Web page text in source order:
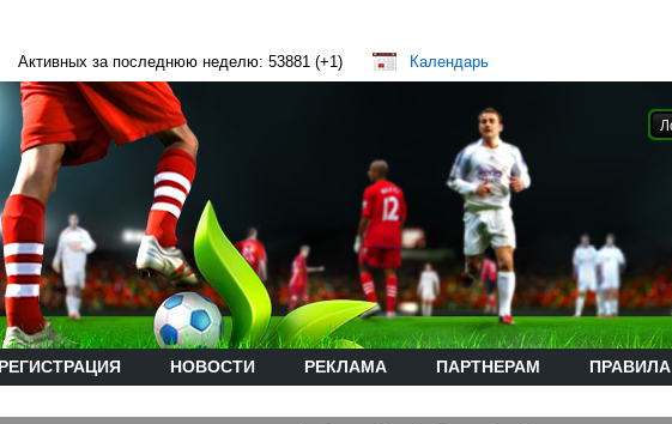
Активных за последнюю неделю: 53881 (+1) Календарь
РЕГИСТРАЦИЯ НОВОСТИ РЕКЛАМА ПАРТНЕРАМ ПРАВИЛА